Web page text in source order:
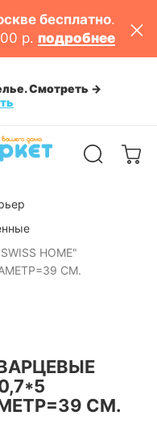
бесплатно.
р. подробнее
сковороды,
HOME"
СМ.
СМ.